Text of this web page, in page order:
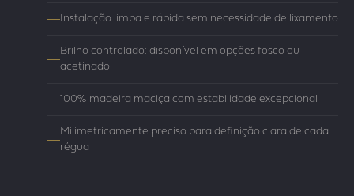
Instalação limpa e rápida sem necessidade de lixamento
Brilho controlado: disponível em opções fosco ou
acetinado
100% madeira maciça com estabilidade excepcional
Milimetricamente preciso para definição clara de cada
régua